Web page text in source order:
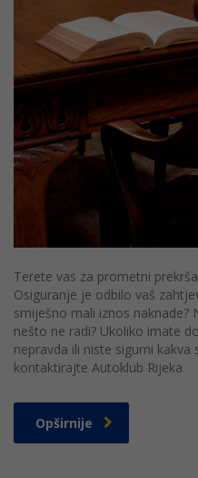
Terete vas za prometni
Osiguranje je odbilo vaš
smiješno mali iznos
nešto ne radi? Ukoliko imate
nepravda ili niste sigurni
kontaktirajte Autoklub Rijeka.
Opširnije